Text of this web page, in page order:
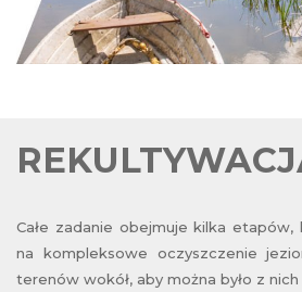
Całe zadanie obejmuje kilka etapów,
na kompleksowe oczyszczenie
terenów wokół, aby można było z